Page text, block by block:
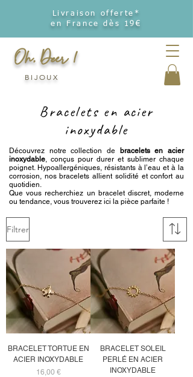
Livraison offerte*
en France dès 19€
Oh, Deer !
BIJOUX
Bracelets en acier
inoxydable
Découvrez notre collection de bracelets en acier
inoxydable , conçus pour durer et sublimer chaque
poignet. Hypoallergéniques, résistants à l’eau et à la
corrosion, nos bracelets allient solidité et confort au
quotidien.
Que vous recherchiez un bracelet discret, moderne
ou tendance, vous trouverez ici la pièce parfaite !
Filtrer
BRACELET TORTUE EN
ACIER INOXYDABLE
Prix
16,00 €
BRACELET SOLEIL
PERLÉ EN ACIER
INOXYDABLE